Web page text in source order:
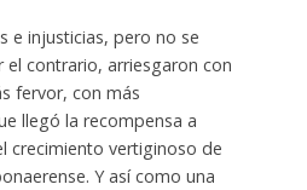
e injusticias, pero no se
contrario, arriesgaron con
fervor, con más
llegó la recompensa a
crecimiento vertiginoso de
Y así como una